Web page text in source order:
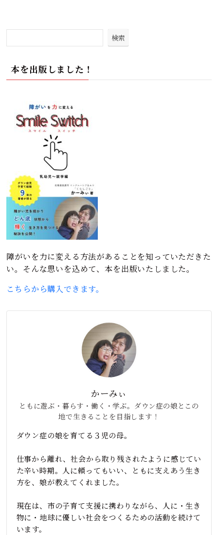
検索
本を出版しました！
障がいを力に変える方法があることを知っていただきた
い。そんな思いを込めて、本を出版いたしました。
こちらから購入できます。
かーみぃ
ともに遊ぶ・暮らす・働く・学ぶ。ダウン症の娘とこの
地で生きることを目指します！
ダウン症の娘を育てる３児の母。
仕事から離れ、社会から取り残されたように感じてい
た辛い時期。人に頼ってもいい、ともに支えあう生き
方を、娘が教えてくれました。
現在は、市の子育て支援に携わりながら、人に・生き
物に・地球に優しい社会をつくるための活動を続けて
います。